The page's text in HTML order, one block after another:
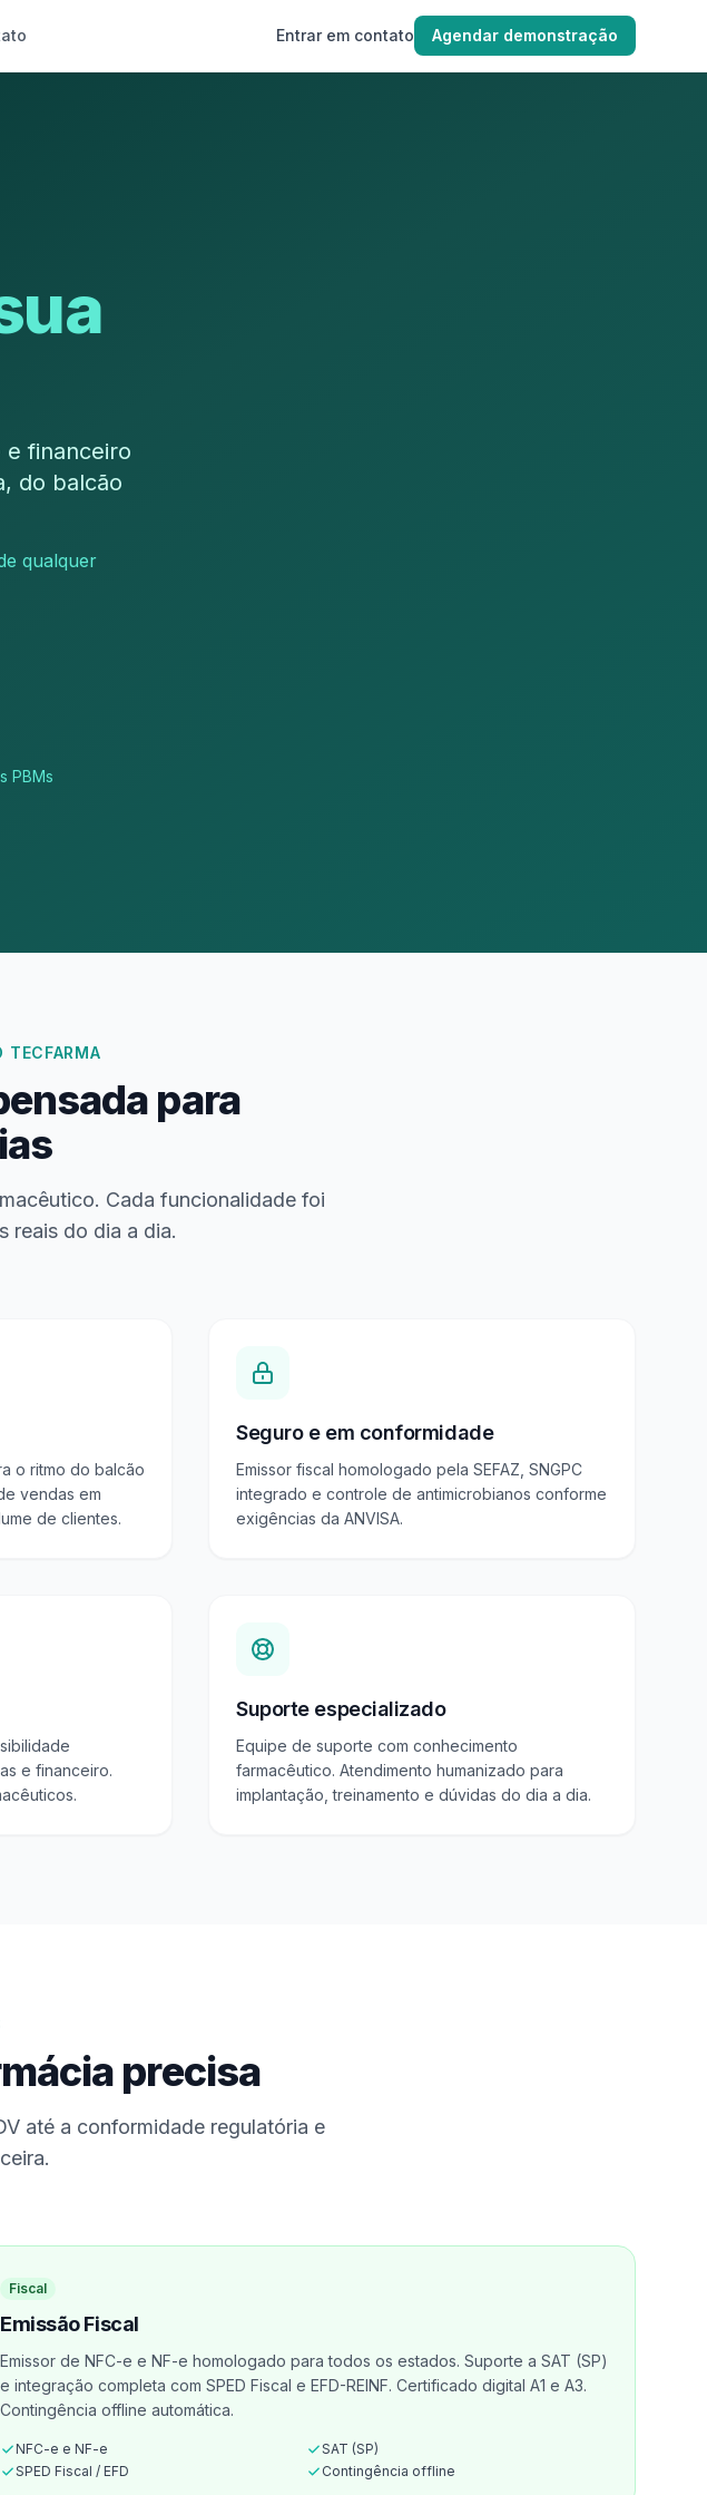
Entrar em contato Agendar demonstração
e financeiro
do balcão
qualquer
PBMs
TECFARMA
para
Cada funcionalidade foi
reais do dia a dia.
o ritmo do balcão
vendas em
de clientes.
Seguro e em conformidade
Emissor fiscal homologado pela SEFAZ, SNGPC
integrado e controle de antimicrobianos conforme
exigências da ANVISA.
e financeiro.
Suporte especializado
Equipe de suporte com conhecimento
farmacêutico. Atendimento humanizado para
implantação, treinamento e dúvidas do dia a dia.
precisa
até a conformidade regulatória e
Fiscal
Emissão Fiscal
Emissor de NFC-e e NF-e homologado para todos os estados. Suporte a SAT (SP)
e integração completa com SPED Fiscal e EFD-REINF. Certificado digital A1 e A3.
Contingência offline automática.
NFC-e e NF-e
SAT (SP)
SPED Fiscal / EFD
Contingência offline